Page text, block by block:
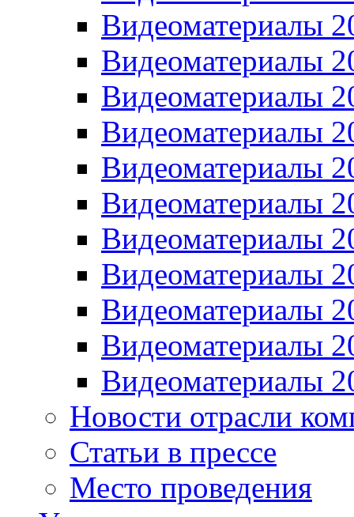
Видеоматериалы
Видеоматериалы
Видеоматериалы
Видеоматериалы
Видеоматериалы
Видеоматериалы
Видеоматериалы
Видеоматериалы
Видеоматериалы
Видеоматериалы
Видеоматериалы
Новости отрасли
Статьи в прессе
Место проведения